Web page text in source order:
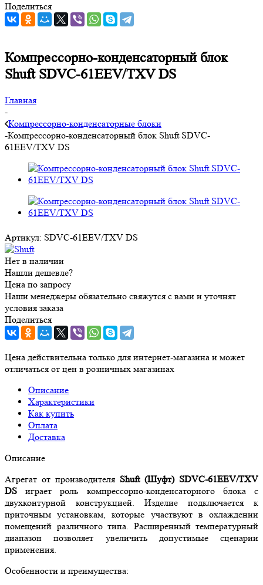
Поделиться
Компрессорно-конденсаторный блок
Shuft SDVC-61EEV/TXV DS
Главная
-
Компрессорно-конденсаторные блоки
-Компрессорно-конденсаторный блок Shuft SDVC-
61EEV/TXV DS
Артикул: SDVC-61EEV/TXV DS
Нет в наличии
Нашли дешевле?
Цена по запросу
Наши менеджеры обязательно свяжутся с вами и уточнят
условия заказа
Поделиться
Цена действительна только для интернет-магазина и может
отличаться от цен в розничных магазинах
Описание
Характеристики
Как купить
Оплата
Доставка
Описание
Агрегат от производителя Shuft (Шуфт) SDVC-61EEV/TXV
DSиграет роль компрессорно-конденсаторного блока с
двухконтурной конструкцией. Изделие подключается к
приточным установкам, которые участвуют в охлаждении
помещений различного типа. Расширенный температурный
диапазон позволяет увеличить допустимые сценарии
применения.
Особенности и преимущества: